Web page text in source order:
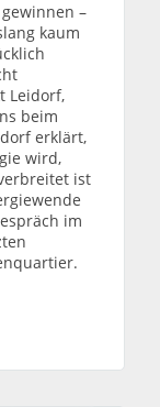
–
kaum
Leidorf,
beim
erklärt,
wird,
ist
im